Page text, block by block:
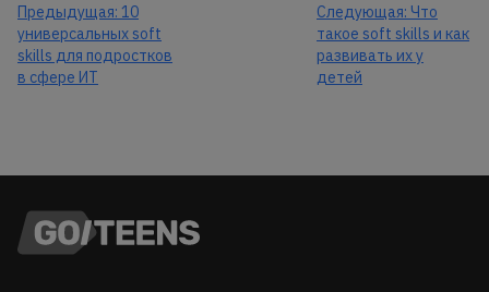
Предыдущая: 10
универсальных soft
skills для подростков
в сфере ИТ
Следующая: Что
такое soft skills и как
развивать их у
детей